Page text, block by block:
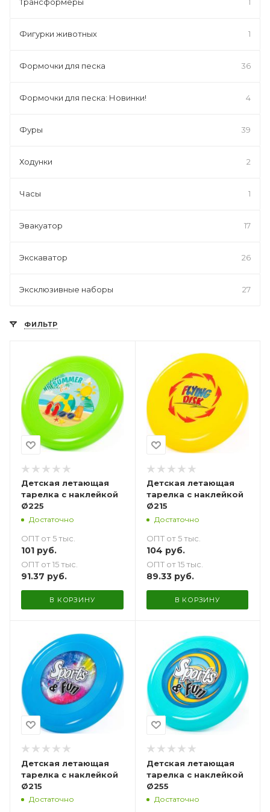
Фигурки животных 1
Формочки для песка 36
Формочки для песка: Новинки! 4
Фуры 39
Ходунки 2
Часы 1
Эвакуатор 17
Экскаватор 26
Эксклюзивные наборы 27
ФИЛЬТР
Детская летающая
тарелка с наклейкой
Ø225
Достаточно
ОПТ от 5 тыс.
101 руб.
ОПТ от 15 тыс.
91.37 руб.
В КОРЗИНУ
Детская летающая
тарелка с наклейкой
Ø215
Достаточно
ОПТ от 5 тыс.
104 руб.
ОПТ от 15 тыс.
89.33руб.
В КОРЗИНУ
Детская летающая
тарелка с наклейкой
Ø215
Достаточно
Детская летающая
тарелка с наклейкой
Ø255
Достаточно